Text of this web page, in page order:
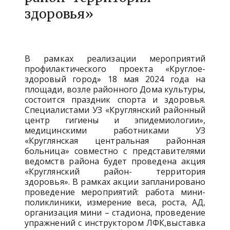
здоровья»
В рамках реализации мероприятий
профилактического проекта «Круглое-
здоровый город» 18 мая 2024 года на
площади, возле районного Дома культуры,
состоится праздник спорта и здоровья.
Специалистами УЗ «Круглянский районный
центр гигиены и эпидемиологии»,
медицинскими работниками УЗ
«Круглянская центральная районная
больница» совместно с представителями
ведомств района будет проведена акция
«Круглянский район- территория
здоровья». В рамках акции запланировано
проведение мероприятий: работа мини-
поликлиники, измерение веса, роста, АД,
организация мини – стадиона, проведение
упражнений с инструктором ЛФК,выставка